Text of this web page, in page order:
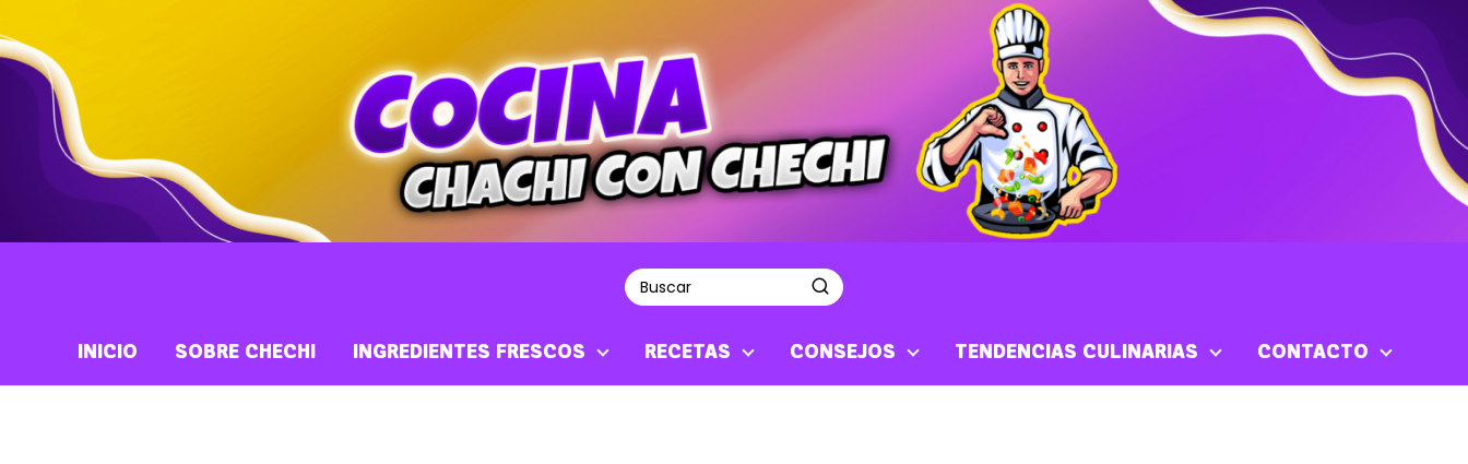
INICIO SOBRE CHECHI INGREDIENTES FRESCOS RECETAS CONSEJOS TENDENCIAS CULINARIAS CONTACTO